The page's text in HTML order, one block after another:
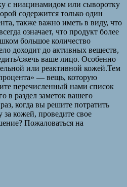
с ниацинамидом или сыворотку
содержится только один
также важно иметь в виду, что
означает, что продукт более
большое количество
доходит до активных веществ,
сжечь ваше лицо. Особенно
или реактивной кожей.Тем
— вещь, которую
перечисленный нами список
в раздел заметок вашего
когда вы решите потратить
за кожей, проведите свое
Пожаловаться на